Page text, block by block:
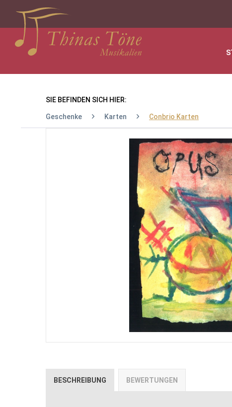
SIE BEFINDEN SICH HIER:
Geschenke Karten Conbrio Karten
BESCHREIBUNG BEWERTUNGEN